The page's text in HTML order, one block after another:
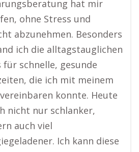
hat mir
ohne Stress und
abzunehmen. Besonders
ich die alltagstauglichen
für schnelle, gesunde
die ich mit meinem
konnte. Heute
nicht nur schlanker,
auch viel
Ich kann diese